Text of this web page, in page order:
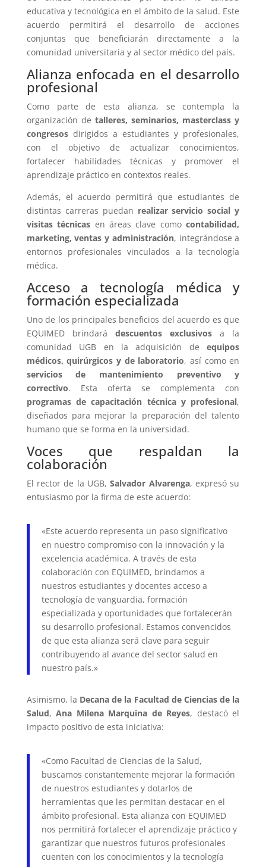
educativa y tecnológica en el ámbito de la salud. Este
acuerdo permitirá el desarrollo de acciones
conjuntas que beneficiarán directamente a la
comunidad universitaria y al sector médico del país.
Alianza enfocada en el desarrollo
profesional
Como parte de esta alianza, se contempla la
organización de talleres, seminarios, masterclass y
congresosdirigidos a estudiantes y profesionales,
con el objetivo de actualizar conocimientos,
fortalecer habilidades técnicas y promover el
aprendizaje práctico en contextos reales.
Además, el acuerdo permitirá que estudiantes de
distintas carreras puedan realizar servicio social y
visitas técnicas en áreas clave comocontabilidad,
marketing, ventas y administración, integrándose a
entornos profesionales vinculados a la tecnología
médica.
Acceso a tecnología médica y
formación especializada
Uno de los principales beneficios del acuerdo es que
EQUIMED brindará descuentos exclusivos a la
comunidad UGB en la adquisición deequipos
médicos, quirúrgicos y de laboratorio, así como en
servicios de mantenimiento preventivo y
correctivo. Esta oferta se complementa con
programas de capacitación técnica y profesional,
diseñados para mejorar la preparación del talento
humano que se forma en la universidad.
Voces que respaldan la
colaboración
El rector de la UGB,Salvador Alvarenga, expresó su
entusiasmo por la firma de este acuerdo:
«Este acuerdo representa un paso significativo
en nuestro compromiso con la innovación y la
excelencia académica. A través de esta
colaboración con EQUIMED, brindamos a
nuestros estudiantes y docentes acceso a
tecnología de vanguardia, formación
especializada y oportunidades que fortalecerán
su desarrollo profesional. Estamos convencidos
de que esta alianza será clave para seguir
contribuyendo al avance del sector salud en
nuestro país.»
Asimismo, la Decana de la Facultad de Ciencias de la
Salud,Ana Milena Marquina de Reyes, destacó el
impacto positivo de esta iniciativa:
«Como Facultad de Ciencias de la Salud,
buscamos constantemente mejorar la formación
de nuestros estudiantes y dotarlos de
herramientas que les permitan destacar en el
ámbito profesional. Esta alianza con EQUIMED
nos permitirá fortalecer el aprendizaje práctico y
garantizar que nuestros futuros profesionales
cuenten con los conocimientos y la tecnología